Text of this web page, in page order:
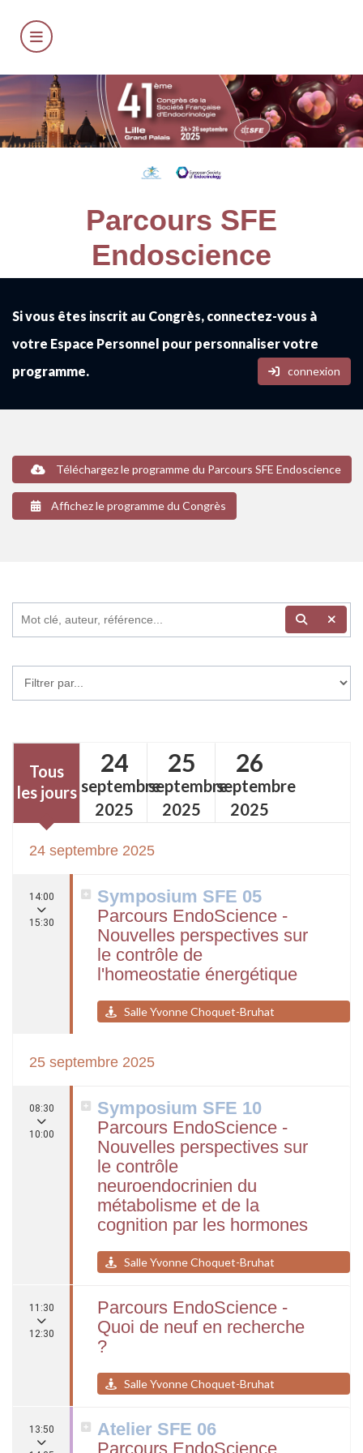
Parcours SFE
Endoscience
Si vous êtes inscrit au Congrès, connectez-vous à
votre Espace Personnel pour personnaliser votre
programme.
connexion
Téléchargez le programme du Parcours SFE Endoscience
Affichez le programme du Congrès
Tous
les jours
24
septembre
2025
25
septembre
2025
26
septembre
2025
24 septembre 2025
14:00
15:30
Symposium SFE 05
Parcours EndoScience -
Nouvelles perspectives sur
le contrôle de
l'homeostatie énergétique
Salle Yvonne Choquet-Bruhat
25 septembre 2025
08:30
10:00
Symposium SFE 10
Parcours EndoScience -
Nouvelles perspectives sur
le contrôle
neuroendocrinien du
métabolisme et de la
cognition par les hormones
Salle Yvonne Choquet-Bruhat
11:30
12:30
Parcours EndoScience -
Quoi de neuf en recherche
?
Salle Yvonne Choquet-Bruhat
13:50
Atelier SFE 06
Parcours EndoScience